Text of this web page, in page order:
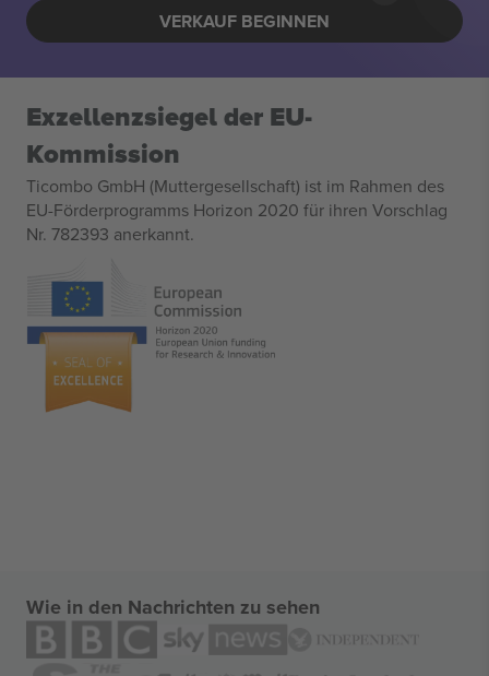
VERKAUF BEGINNEN
Exzellenzsiegel der EU-
Kommission
Ticombo GmbH (Muttergesellschaft) ist im Rahmen des
EU-Förderprogramms Horizon 2020 für ihren Vorschlag
Nr. 782393 anerkannt.
Wie in den Nachrichten zu sehen